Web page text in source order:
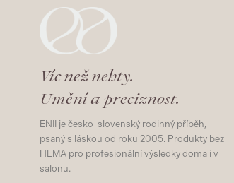
Víc než nehty.
Umění a preciznost.
ENII je česko-slovenský rodinný příběh,
psaný s láskou od roku 2005. Produkty bez
HEMA pro profesionální výsledky doma i v
salonu.